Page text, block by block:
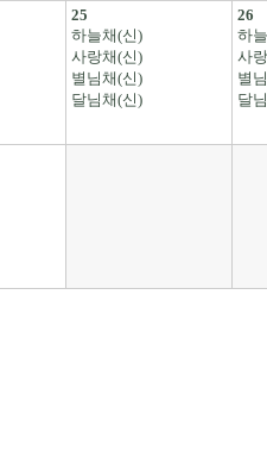
25
하늘채(신)
사랑채(신)
별님채(신)
달님채(신)
26
하
사
별
달